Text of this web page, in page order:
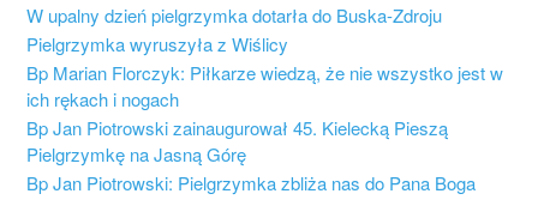
W upalny dzień pielgrzymka dotarła do Buska-Zdroju
Pielgrzymka wyruszyła z Wiślicy
Bp Marian Florczyk: Piłkarze wiedzą, że nie wszystko jest w
ich rękach i nogach
Bp Jan Piotrowski zainaugurował 45. Kielecką Pieszą
Pielgrzymkę na Jasną Górę
Bp Jan Piotrowski: Pielgrzymka zbliża nas do Pana Boga